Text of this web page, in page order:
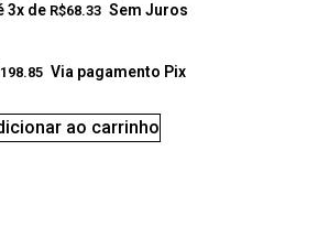
3x de R$68.33 Sem Juros
198.85 Via pagamento Pix
ao carrinho